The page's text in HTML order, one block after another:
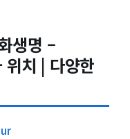
생명 –
위치 | 다양한